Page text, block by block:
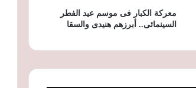
دبي وتستعد لإحياء 3 حفلات في مصر
معركة الكبار فى موسم عيد الفطر
السينمائى.. أبرزهم هنيدى والسقا